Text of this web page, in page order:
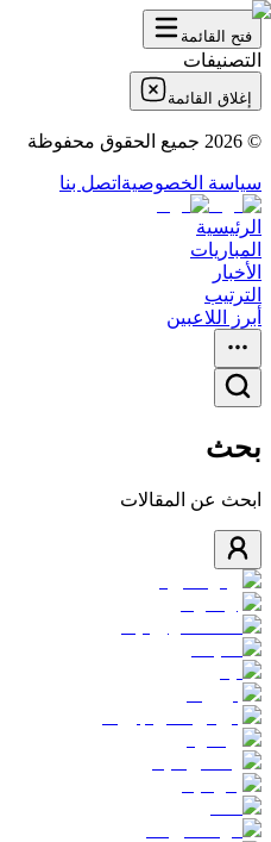
فتح القائمة
التصنيفات
إغلاق القائمة
©
2026 جميع الحقوق محفوظة
سياسة الخصوصية اتصل بنا
الرئيسية
المباريات
الأخبار
الترتيب
أبرز اللاعبين
بحث
ابحث عن المقالات